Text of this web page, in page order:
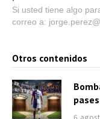
Si usted tiene algo
correo a:
Otros contenidos